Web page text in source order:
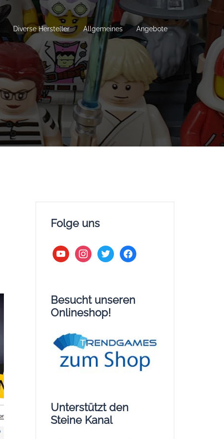
Diverse Hersteller Allgemeines Angebote
Folge uns
youtubeinstagram
twitter facebook
Besucht unseren
Onlineshop!
Unterstützt den
Steine Kanal